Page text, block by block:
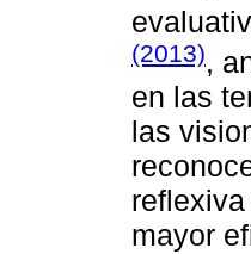
(2013),
en las
las
mayor